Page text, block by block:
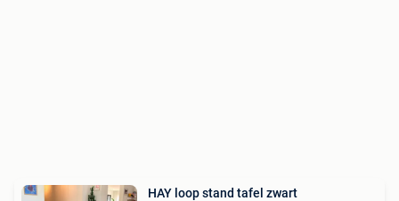
HAY loop stand tafel zwart